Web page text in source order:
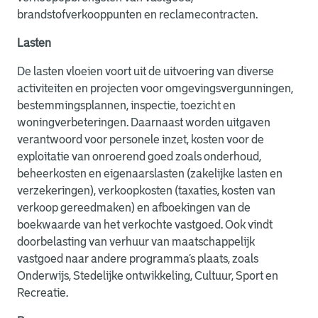
brandstofverkooppunten en reclamecontracten.
Lasten
De lasten vloeien voort uit de uitvoering van diverse
activiteiten en projecten voor omgevingsvergunningen,
bestemmingsplannen, inspectie, toezicht en
woningverbeteringen. Daarnaast worden uitgaven
verantwoord voor personele inzet, kosten voor de
exploitatie van onroerend goed zoals onderhoud,
beheerkosten en eigenaarslasten (zakelijke lasten en
verzekeringen), verkoopkosten (taxaties, kosten van
verkoop gereedmaken) en afboekingen van de
boekwaarde van het verkochte vastgoed. Ook vindt
doorbelasting van verhuur van maatschappelijk
vastgoed naar andere programma’s plaats, zoals
Onderwijs, Stedelijke ontwikkeling, Cultuur, Sport en
Recreatie.